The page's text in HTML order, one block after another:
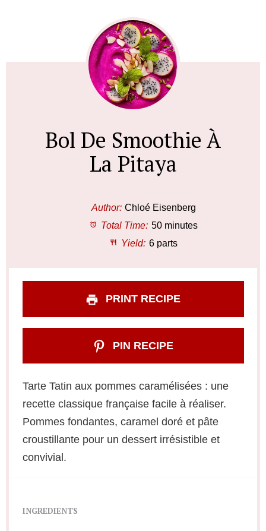
Bol De Smoothie À
La Pitaya
Author: Chloé Eisenberg
Total Time: 50 minutes
Yield: 6 parts
PRINT RECIPE
PIN RECIPE
Tarte Tatin aux pommes caramélisées : une
recette classique française facile à réaliser.
Pommes fondantes, caramel doré et pâte
croustillante pour un dessert irrésistible et
convivial.
INGREDIENTS